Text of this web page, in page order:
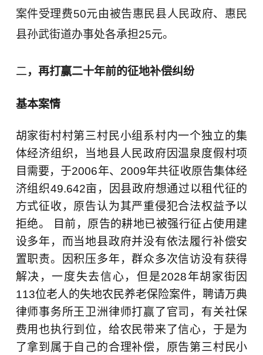
案件受理费50元由被告惠民县人民政府、惠民
县孙武街道办事处各承担25元。
二，再打赢二十年前的征地补偿纠纷
基本案情
胡家街村村第三村民小组系村内一个独立的集
体经济组织，当地县人民政府因温泉度假村项
目需要，于2006年、2009年共征收原告集体经
济组织49.642亩，因县政府想通过以租代征的
方式征收，原告认为其严重侵犯合法权益予以
拒绝。 目前，原告的耕地已被强行征占使用建
设多年，而当地县政府并没有依法履行补偿安
置职责。因积压多年，群众多次信访没有获得
解决，一度失去信心，但是2028年胡家街因
113位老人的失地农民养老保险案件，聘请万典
律师事务所王卫洲律师打赢了官司，有关社保
费用也执行到位，给农民带来了信心，于是为
了拿到属于自己的合理补偿，原告第三村民小